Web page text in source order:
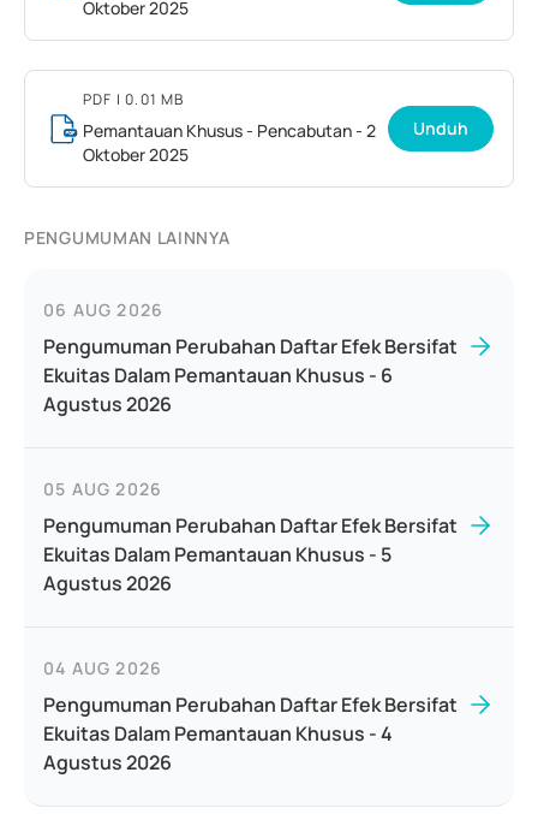
Oktober 2025
PDF | 0.01 MB
Pemantauan Khusus - Pencabutan - 2
Oktober 2025
Unduh
PENGUMUMAN LAINNYA
06 AUG 2026
Pengumuman Perubahan Daftar Efek Bersifat
Ekuitas Dalam Pemantauan Khusus - 6
Agustus 2026
05 AUG 2026
Pengumuman Perubahan Daftar Efek Bersifat
Ekuitas Dalam Pemantauan Khusus - 5
Agustus 2026
04 AUG 2026
Pengumuman Perubahan Daftar Efek Bersifat
Ekuitas Dalam Pemantauan Khusus - 4
Agustus 2026